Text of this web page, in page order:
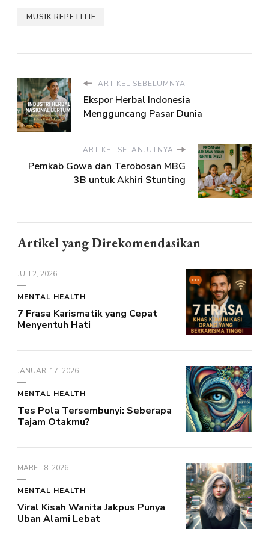
MUSIK REPETITIF
ARTIKEL SEBELUMNYA
Ekspor Herbal Indonesia
Mengguncang Pasar Dunia
ARTIKEL SELANJUTNYA
Pemkab Gowa dan Terobosan MBG
3B untuk Akhiri Stunting
Artikel yang Direkomendasikan
JULI 2, 2026
MENTAL HEALTH
7 Frasa Karismatik yang Cepat
Menyentuh Hati
JANUARI 17, 2026
MENTAL HEALTH
Tes Pola Tersembunyi: Seberapa
Tajam Otakmu?
MARET 8, 2026
MENTAL HEALTH
Viral Kisah Wanita Jakpus Punya
Uban Alami Lebat